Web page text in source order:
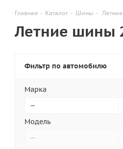
Главная - Каталог - Шины -
Летние шины
Фильтр по автомобилю
Марка
—
Модель
—